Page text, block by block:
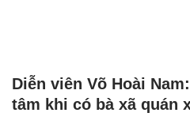
Diễn viên Võ Hoài
tâm khi có bà xã quán